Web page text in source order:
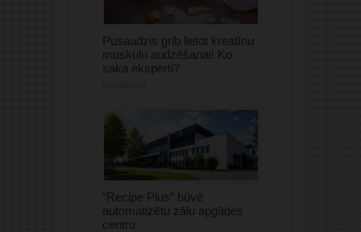
Pusaudzis grib lietot kreatīnu
muskuļu audzēšanai! Ko
saka eksperti?
“Recipe Plus” būvē
automatizētu zāļu apgādes
centru